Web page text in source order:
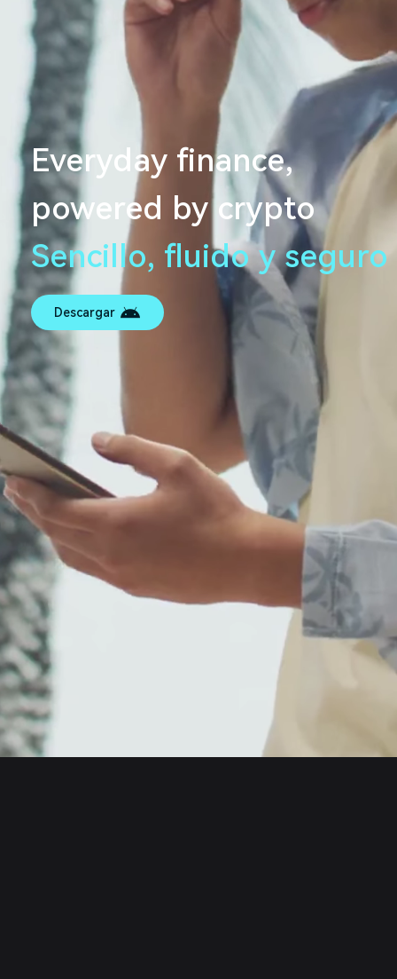
Everyday finance,
powered by crypto
Sencillo, fluido y seguro
Descargar